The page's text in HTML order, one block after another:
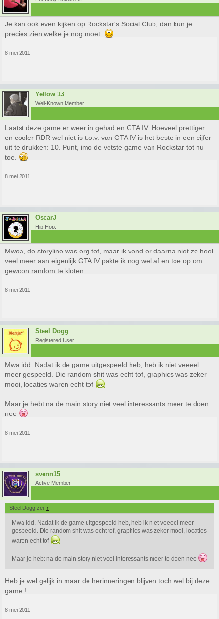
Je kan ook even kijken op Rockstar's Social Club, dan kun je
precies zien welke je nog moet.
8 mei 2011
Yellow 13
Well-Known Member
Laatst deze game er weer in gehad en GTA IV. Hoeveel prettiger
en cooler RDR wel niet is t.o.v. van GTA IV is het beste in een cijfer
uit te drukken: 10. Punt, imo de vetste game van Rockstar tot nu
toe.
8 mei 2011
OscarJ
Hip-Hop.
Mwoa, de storyline was erg tof, maar ik vond er daarna niet zo heel
veel meer aan eigenlijk GTA IV pakte ik nog wel af en toe op om
gewoon random te kloten
8 mei 2011
Steel Dogg
Registered User
Mwa idd. Nadat ik de game uitgespeeld heb, heb ik niet veeeel
meer gespeeld. Die random shit was echt tof, graphics was zeker
mooi, locaties waren echt tof
Maar je hebt na de main story niet veel interessants meer te doen
nee
8 mei 2011
svenn15
Active Member
Steel Dogg zei: ↑
Mwa idd. Nadat ik de game uitgespeeld heb, heb ik niet veeeel meer
gespeeld. Die random shit was echt tof, graphics was zeker mooi, locaties
waren echt tof
Maar je hebt na de main story niet veel interessants meer te doen nee
Heb je wel gelijk in maar de herinneringen blijven toch wel bij deze
game !
8 mei 2011